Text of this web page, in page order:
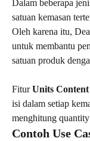
Dalam beberapa
satuan kemasan
Oleh karena itu,
untuk membantu
satuan produk
Fitur Units Content
isi dalam setiap
menghitung
Contoh Use